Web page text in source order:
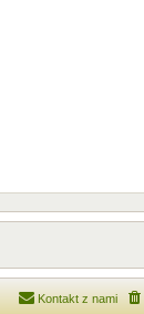
Kontakt z nami